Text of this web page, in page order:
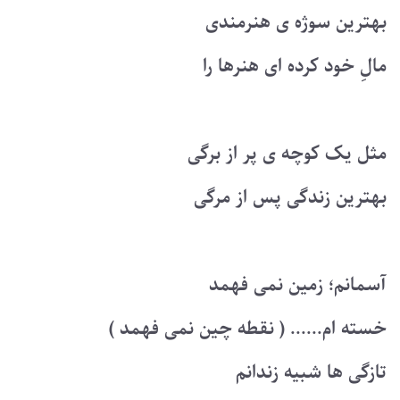
بهترین سوژه ی هنرمندی
مالِ خود کرده ای هنرها را
مثل یک کوچه ی پر از برگی
بهترین زندگی پس از مرگی
آسمانم؛ زمین نمی فهمد
خسته ام...... ( نقطه چین نمی فهمد )
تازگی ها شبیه زندانم